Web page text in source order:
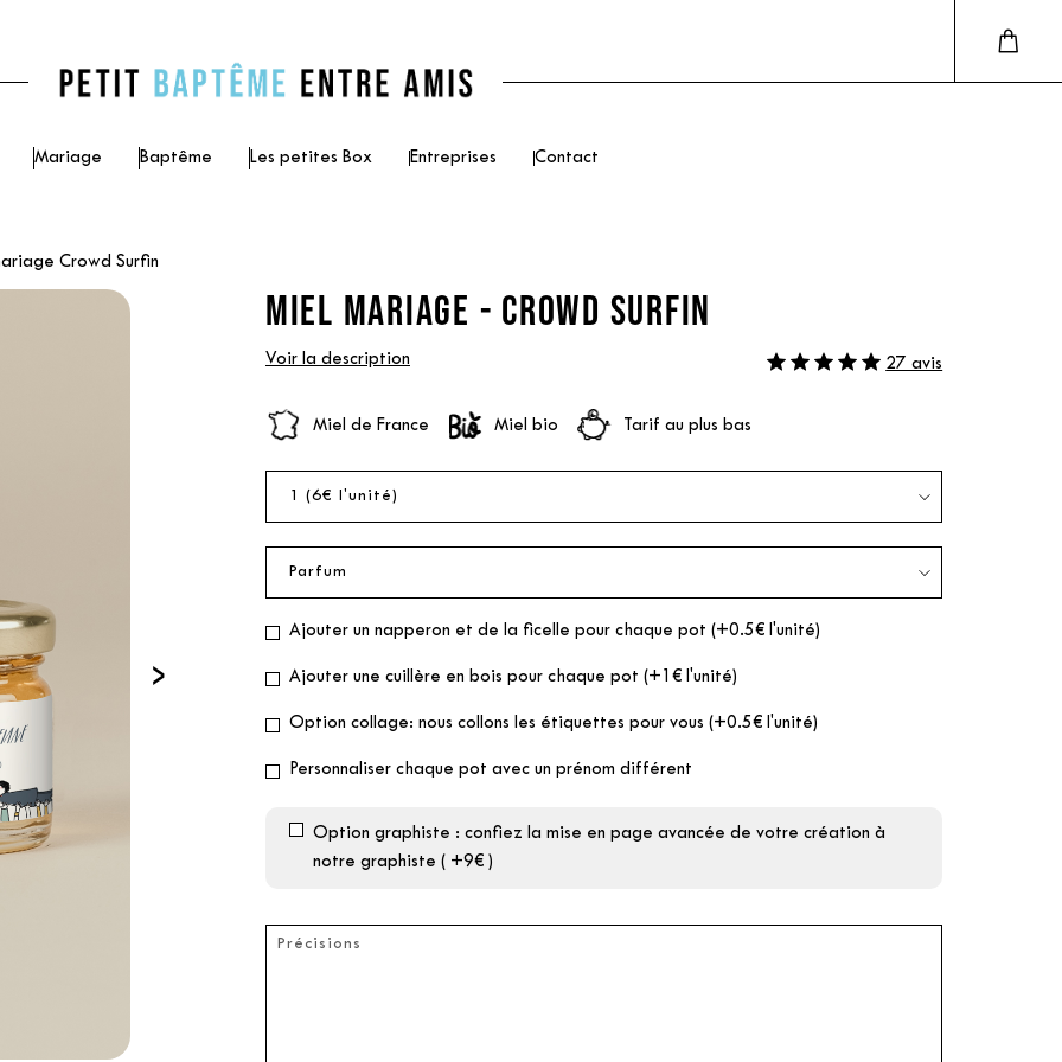
Mariage Baptême Les petites Box Entreprises Contact
Crowd Surfin
›
MIEL MARIAGE - CROWD SURFIN
Voir la description 27 avis
Miel de France Miel bio Tarif au plus bas
Ajouter un napperon et de la ficelle pour chaque pot (+0.5€ l'unité)
Ajouter une cuillère en bois pour chaque pot (+1€ l'unité)
Option collage: nous collons les étiquettes pour vous (+0.5€ l'unité)
Personnaliser chaque pot avec un prénom différent
Option graphiste : confiez la mise en page avancée de votre création à
notre graphiste ( +9€ )